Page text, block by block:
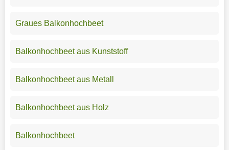
Graues Balkonhochbeet
Balkonhochbeet aus Kunststoff
Balkonhochbeet aus Metall
Balkonhochbeet aus Holz
Balkonhochbeet